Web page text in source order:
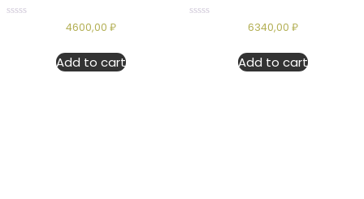
4600,00 ₽
Add to cart
6340,00₽
Add to cart